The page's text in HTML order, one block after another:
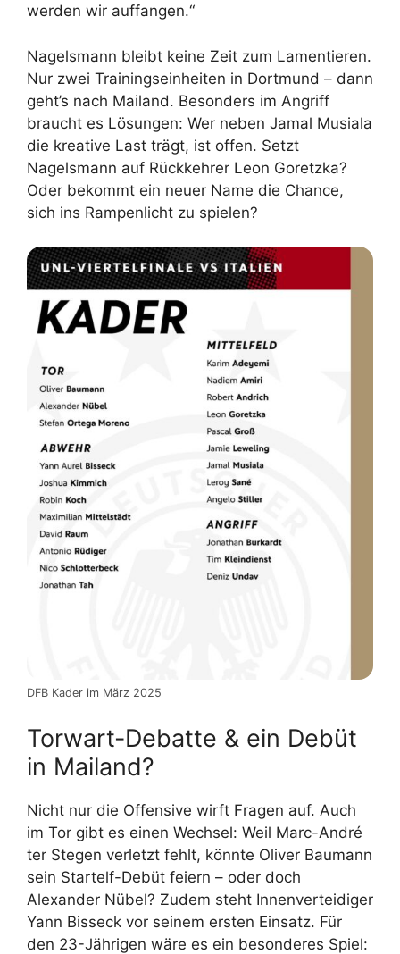
werden wir auffangen.“
Nagelsmann bleibt keine Zeit zum Lamentieren.
Nur zwei Trainingseinheiten in Dortmund – dann
geht’s nach Mailand. Besonders im Angriff
braucht es Lösungen: Wer neben Jamal Musiala
die kreative Last trägt, ist offen. Setzt
Nagelsmann auf Rückkehrer Leon Goretzka?
Oder bekommt ein neuer Name die Chance,
sich ins Rampenlicht zu spielen?
DFB Kader im März 2025
Torwart-Debatte & ein Debüt
in Mailand?
Nicht nur die Offensive wirft Fragen auf. Auch
im Tor gibt es einen Wechsel: Weil Marc-André
ter Stegen verletzt fehlt, könnte Oliver Baumann
sein Startelf-Debüt feiern – oder doch
Alexander Nübel? Zudem steht Innenverteidiger
Yann Bisseck vor seinem ersten Einsatz. Für
den 23-Jährigen wäre es ein besonderes Spiel: